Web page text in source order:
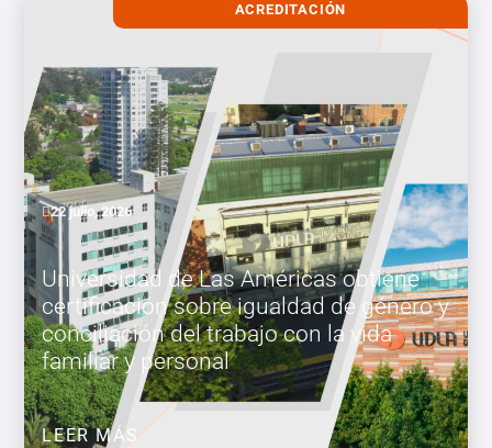
ACREDITACIÓN
22 julio, 2026
Universidad de Las Américas obtiene
certificación sobre igualdad de género y
conciliación del trabajo con la vida
familiar y personal
LEER MÁS